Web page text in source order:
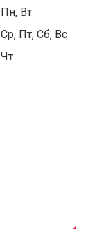
Пн, Вт
Ср, Пт, Сб, Вс
Чт